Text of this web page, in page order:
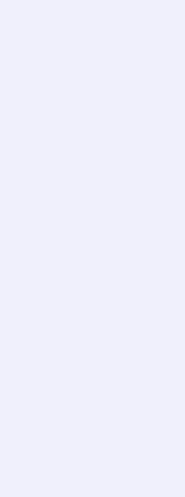
Het
zich op
van